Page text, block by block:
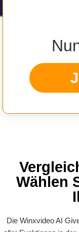
Wählen
Die Winxvideo AI